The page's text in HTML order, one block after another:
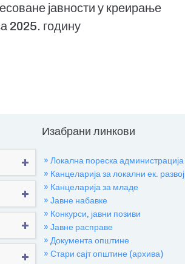
јавности у креирање
2025. годину
Изабрани линкови
» Локална пореска администрација
» Канцеларија за локални ек. развој
» Канцеларија за младе
» Јавне набавке
» Конкурси, јавни позиви
» Јавне расправе
» Документа општине
» Стари сајт општине (архива)